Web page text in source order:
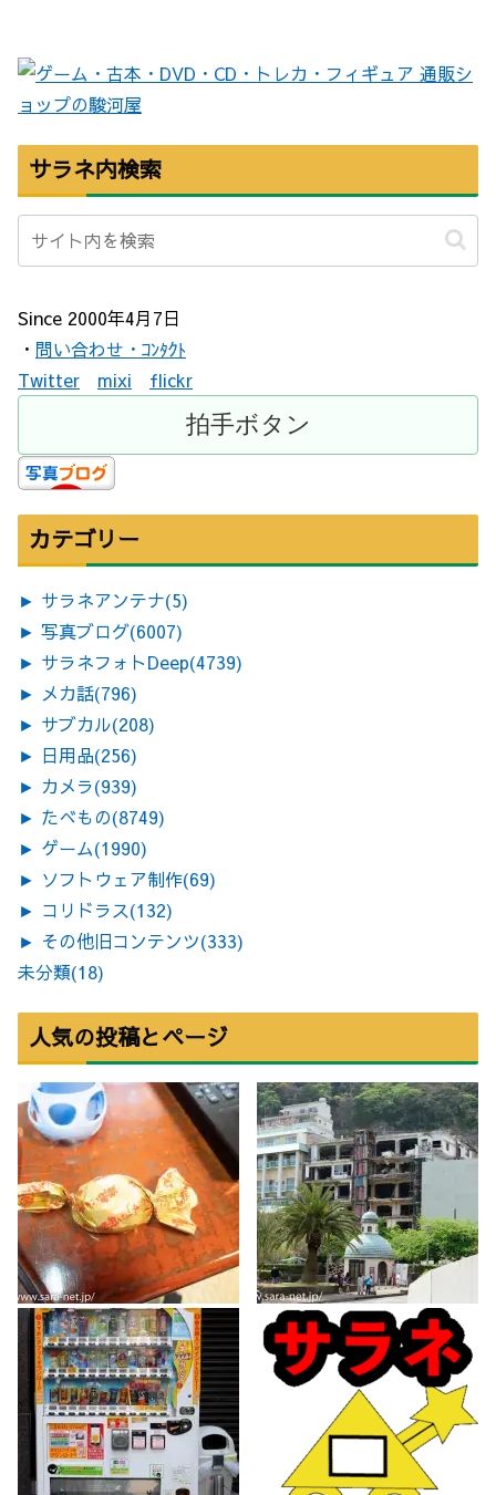
サラネ内検索
Since 2000年4月7日
・ 問い合わせ・ｺﾝﾀｸﾄ
Twitter
mixi flickr
カテゴリー
► サラネアンテナ(5)
► 写真ブログ(6007)
► サラネフォトDeep(4739)
► メカ話(796)
► サブカル(208)
► 日用品(256)
► カメラ(939)
► たべもの(8749)
► ゲーム(1990)
► ソフトウェア制作(69)
► コリドラス(132)
► その他旧コンテンツ(333)
未分類(18)
人気の投稿とページ